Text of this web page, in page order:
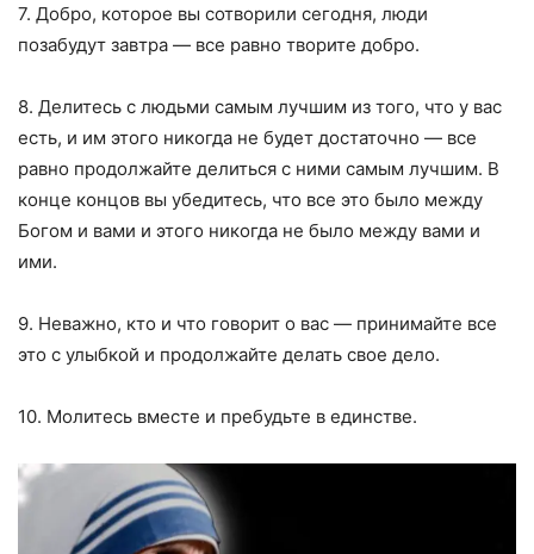
7. Добро, которое вы сотворили сегодня, люди
позабудут завтра — все равно творите добро.
8. Делитесь с людьми самым лучшим из того, что у вас
есть, и им этого никогда не будет достаточно — все
равно продолжайте делиться с ними самым лучшим. В
конце концов вы убедитесь, что все это было между
Богом и вами и этого никогда не было между вами и
ими.
9. Неважно, кто и что говорит о вас — принимайте все
это с улыбкой и продолжайте делать свое дело.
10. Молитесь вместе и пребудьте в единстве.